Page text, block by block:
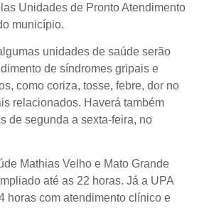
Unidades de Pronto Atendimento
município.
unidades de saúde serão
de síndromes gripais e
como coriza, tosse, febre, dor no
relacionados. Haverá também
de segunda a sexta-feira, no
Mathias Velho e Mato Grande
até as 22 horas. Já a UPA
horas com atendimento clínico e